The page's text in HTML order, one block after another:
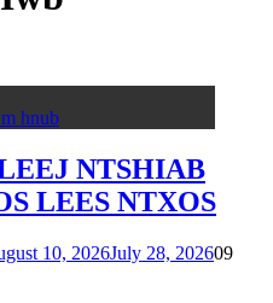
hnub
NTSHIAB
LEES NTXOS
10, 2026July 28, 202609